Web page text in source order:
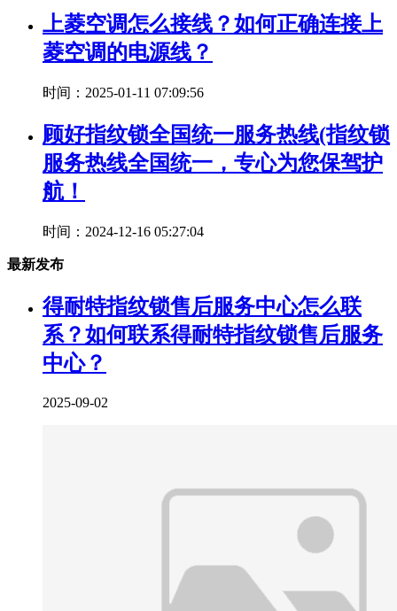
上菱空调怎么接线？如何正确连接上
菱空调的电源线？
时间：2025-01-11 07:09:56
顾好指纹锁全国统一服务热线(指纹锁
服务热线全国统一，专心为您保驾护
航！
时间：2024-12-16 05:27:04
最新发布
得耐特指纹锁售后服务中心怎么联
系？如何联系得耐特指纹锁售后服务
中心？
2025-09-02